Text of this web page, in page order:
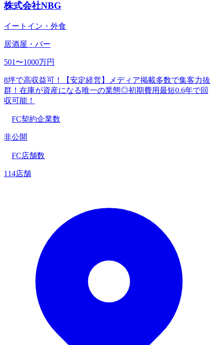
株式会社NBG
イートイン・外食
居酒屋・バー
501〜1000万円
8坪で高収益可！【安定経営】メディア掲載多数で集客力抜
群！在庫が資産になる唯一の業態◎初期費用最短0.6年で回
収可能！
FC契約企業数
非公開
FC店舗数
114店舗